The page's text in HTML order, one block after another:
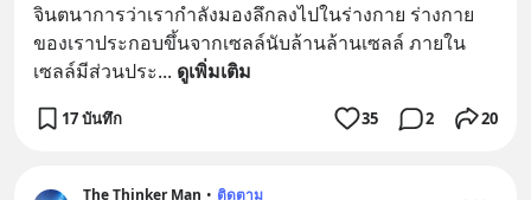
จินตนาการว่าเรากำลังมองลึกลงไปในร่างกาย ร่างกาย
ของเราประกอบขึ้นจากเซลล์นับล้านล้านเซลล์ ภายใน
เซลล์มีส่วนประ... ดูเพิ่มเติม
17 บันทึก 35 2 20
The Thinker Man • ติดตาม